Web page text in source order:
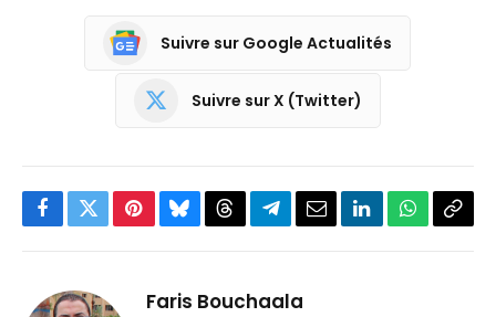
Suivre sur Google Actualités
Suivre sur X (Twitter)
Facebook
TwitterPinterestBlueskyThreadsPartager
Telegram
EmailLinkedInWhatsApp
Faris Bouchaala